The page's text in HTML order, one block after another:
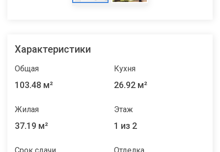
Характеристики
Общая
103.48 м²
Кухня
26.92 м²
Жилая
37.19 м²
Этаж
1 из 2